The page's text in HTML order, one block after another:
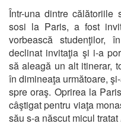
Într-una dintre
sosi la Paris, a fost
vorbească studenţilor,
declinat invitaţia şi i-a
să aleagă un alt itinerar,
în dimineaţa următoare,
spre oraş. Oprirea la
câştigat pentru viaţa
său s-a născut micul tratat